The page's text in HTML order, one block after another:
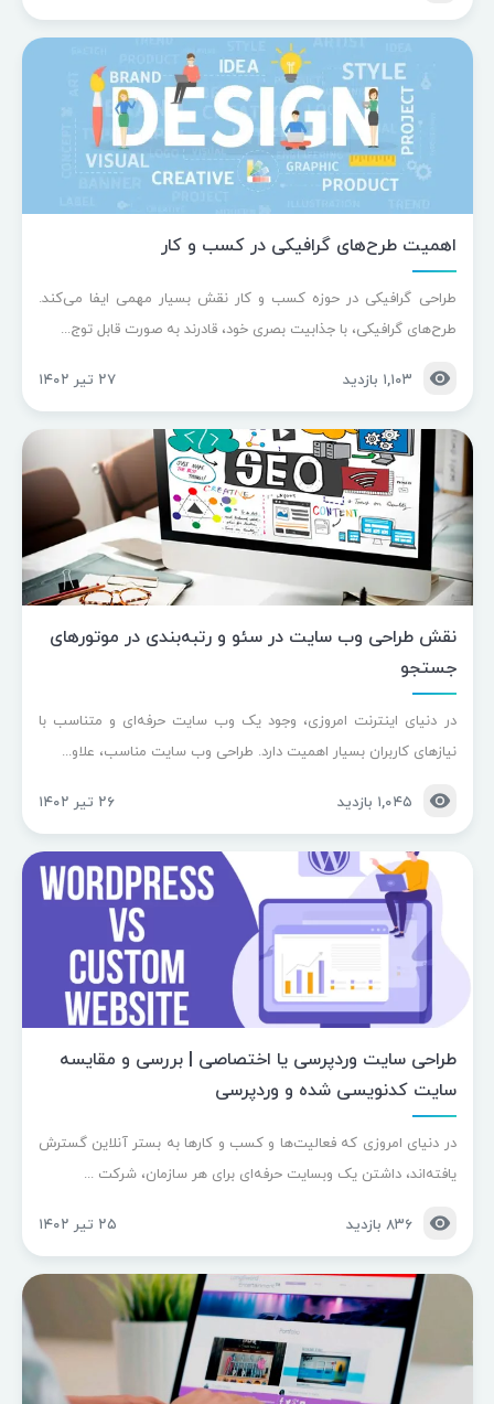
اهمیت طرح‌های گرافیکی در کسب و کار
طراحی گرافیکی در حوزه کسب و کار نقش بسیار مهمی ایفا می‌کند.
طرح‌های گرافیکی، با جذابیت بصری خود، قادرند به صورت قابل توج...
۱,۱۰۳ بازدید ۲۷ تیر ۱۴۰۲
نقش طراحی وب سایت در سئو و رتبه‌بندی در موتورهای
جستجو
در دنیای اینترنت امروزی، وجود یک وب سایت حرفه‌ای و متناسب با
نیازهای کاربران بسیار اهمیت دارد. طراحی وب سایت مناسب، علاو...
۱,۰۴۵ بازدید ۲۶ تیر ۱۴۰۲
طراحی سایت وردپرسی یا اختصاصی | بررسی و مقایسه
سایت کدنویسی شده و وردپرسی
در دنیای امروزی که فعالیت‌ها و کسب و کارها به بستر آنلاین گسترش
یافته‌اند، داشتن یک وبسایت حرفه‌ای برای هر سازمان، شرکت ...
۸۳۶ بازدید ۲۵ تیر ۱۴۰۲